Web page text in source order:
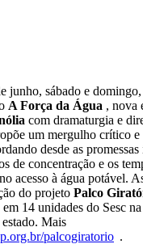
junho, sábado e
A Força da Água , nova
com dramaturgia e
um mergulho crítico
desde as
de concentração e os
acesso à água potável.
do projeto Palco
14 unidades do Sesc
Mais
palcogiratorio .